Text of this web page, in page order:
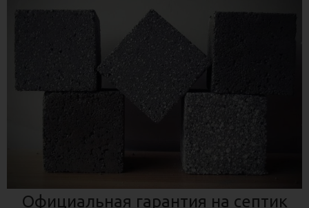
Официальная гарантия на септик